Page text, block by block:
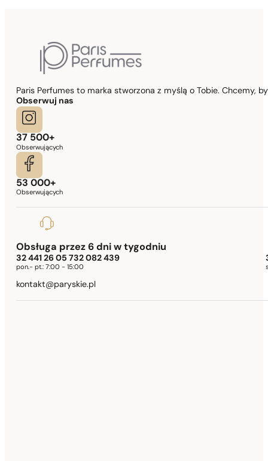
Paris Perfumes to marka stworzona z myślą o Tobie. Chcemy,
Obserwuj nas
37 500+
Obserwujących
53 000+
Obserwujących
Obsługa przez 6 dni w tygodniu
32 441 26 05 732 082 439
pon.- pt.: 7:00 - 15:00
kontakt@paryskie.pl